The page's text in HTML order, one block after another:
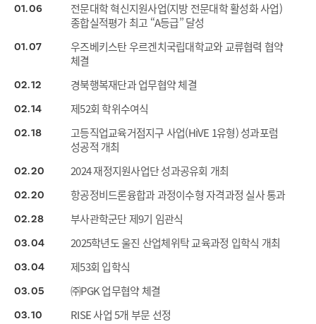
01 06
전문대학 혁신지원사업(지방 전문대학 활성화 사업)
종합실적평가 최고 “A등급” 달성
01 07
우즈베키스탄 우르겐치국립대학교와 교류협력 협약
체결
02 12 경북행복재단과 업무협약 체결
02 14 제52회 학위수여식
02 18
고등직업교육거점지구 사업(HiVE 1유형) 성과포럼
성공적 개최
02 20 2024 재정지원사업단 성과공유회 개최
02 20 항공정비드론융합과 과정이수형 자격과정 실사 통과
02 28 부사관학군단 제9기 임관식
03 04 2025학년도 울진 산업체위탁 교육과정 입학식 개최
03 04 제53회 입학식
03 05 ㈜PGK 업무협약 체결
03 10 RISE 사업 5개 부문 선정